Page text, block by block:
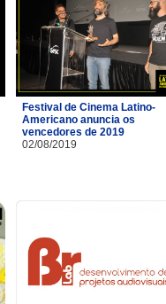
Festival de Cinema Latino-
Americano anuncia os
vencedores de 2019
02/08/2019